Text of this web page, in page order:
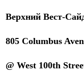
Верхний Вест-
805 Columbus
@ West 100th